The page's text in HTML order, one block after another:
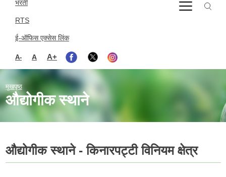
भरती
RTS
ई-ऑफिस एक्सेस लिंक
A- A A+
मुखपृष्ठ
औद्योगीक स्थाने
औद्योगीक स्थाने - किनारपट्टी विनियम क्षेत्र